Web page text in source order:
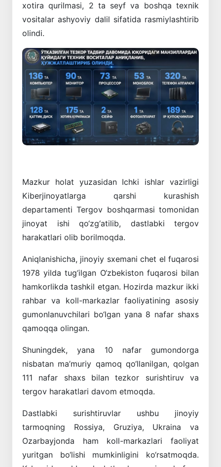
xotira qurilmasi, 2 ta seyf va boshqa texnik
vositalar ashyoviy dalil sifatida rasmiylashtirib
olindi.
Mazkur holat yuzasidan Ichki ishlar vazirligi
Kiberjinoyatlarga qarshi kurashish
departamenti Tergov boshqarmasi tomonidan
jinoyat ishi qo‘zg‘atilib, dastlabki tergov
harakatlari olib borilmoqda.
Aniqlanishicha, jinoyiy sxemani chet el fuqarosi
1978 yilda tug‘ilgan O‘zbekiston fuqarosi bilan
hamkorlikda tashkil etgan. Hozirda mazkur ikki
rahbar va koll-markazlar faoliyatining asosiy
gumonlanuvchilari bo‘lgan yana 8 nafar shaxs
qamoqqa olingan.
Shuningdek, yana 10 nafar gumondorga
nisbatan ma’muriy qamoq qo‘llanilgan, qolgan
111 nafar shaxs bilan tezkor surishtiruv va
tergov harakatlari davom etmoqda.
Dastlabki surishtiruvlar ushbu jinoyiy
tarmoqning Rossiya, Gruziya, Ukraina va
Ozarbayjonda ham koll-markazlari faoliyat
yuritgan bo‘lishi mumkinligini ko‘rsatmoqda.